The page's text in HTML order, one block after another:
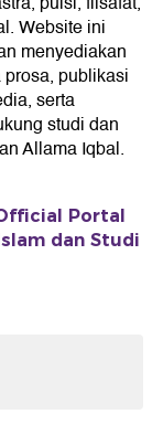
Website ini
menyediakan
publikasi
serta
studi dan
Allama Iqbal.
Portal
dan Studi